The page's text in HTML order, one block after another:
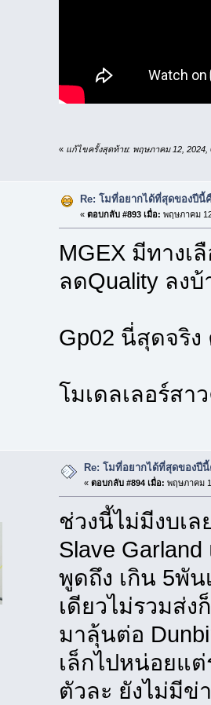
« แก้ไขครั้งสุดท้าย: พฤษภาคม 12, 2024,
Re: โมที่อยากได้ที่สุดของปีนี้
« ตอบกลับ #893 เมื่อ: พฤษภาคม
MGEX มีทางเ
ลดQuality ลง
Gp02 นี่สุดจริ
โมเดลเลอร์ส
Re: โมที่อยากได้ที่สุดของปี
« ตอบกลับ #894 เมื่อ: พฤษภาคม
ช่วงนี้ไม่มีงบเล
Slave
พูดถึง เกิน 5พั
เดียวไม่รวมส่ง
มาลุ้นต่อ
เล็กไปหน่อยแ
ตัวละ ยังไม่มีข่